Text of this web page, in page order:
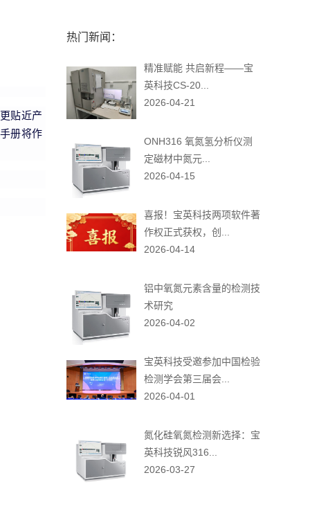
贴近产
册将作
热门新闻：
精准赋能 共启新程——宝
英科技CS-20...
2026-04-21
ONH316 氧氮氢分析仪测
定磁材中氮元...
2026-04-15
喜报！宝英科技两项软件著
作权正式获权，创...
2026-04-14
铝中氧氮元素含量的检测技
术研究
2026-04-02
宝英科技受邀参加中国检验
检测学会第三届会...
2026-04-01
氮化硅氧氮检测新选择：宝
英科技锐风316...
2026-03-27